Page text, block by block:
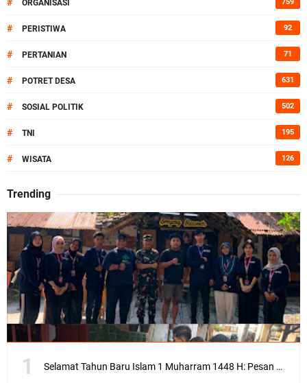
ORGANISASI
# PERISTIWA 92
# PERTANIAN 71
# POTRET DESA 631
# SOSIAL POLITIK 502
# TNI 195
# WISATA 126
Trending
Selamat Tahun Baru Islam 1 Muharram 1448 H: Pesan Hijrah Drs. H. Husnul Aqib, M.M. untuk Negeri